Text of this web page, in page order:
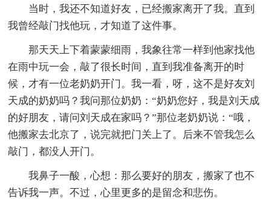
当时，我还不知道好友，已经搬家离开了我。直到
我曾经敲门找他玩，才知道了这件事。
那天天上下着蒙蒙细雨，我象往常一样到他家找他
在雨中玩一会，敲了很长时间，直到我准备离开的时
候，才有一位老奶奶开门。我一看，呀，这不是好友刘
天成的奶奶吗？我问那位奶奶：“奶奶您好，我是刘天成
的好朋友，请问刘天成在家吗？”那位老奶奶说：“哦，
他搬家去北京了，说完就把门关上了。后来不管我怎么
敲门，都没人开门。
我鼻子一酸，心想：那么要好的朋友，搬家了也不
告诉我一声。不过，心里更多的是留念和悲伤。